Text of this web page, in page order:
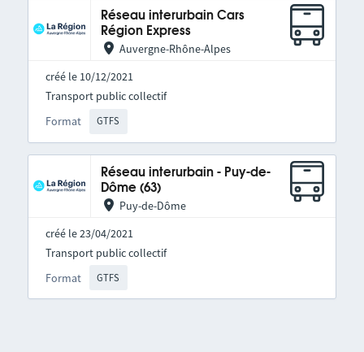
Réseau interurbain Cars
Région Express
Auvergne-Rhône-Alpes
créé le 10/12/2021
Format GTFS
Transport public collectif
Réseau interurbain - Puy-de-
Dôme (63)
Puy-de-Dôme
créé le 23/04/2021
Format GTFS
Transport public collectif